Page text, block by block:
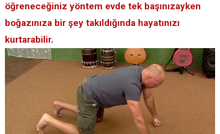
öğreneceğiniz yöntem evde tek başınızayken
boğazınıza bir şey takıldığında hayatınızı
kurtarabilir.